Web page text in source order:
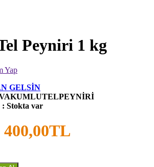
Peyniri 1 kg
Yap
GELSİN
: Stokta var
400,00TL